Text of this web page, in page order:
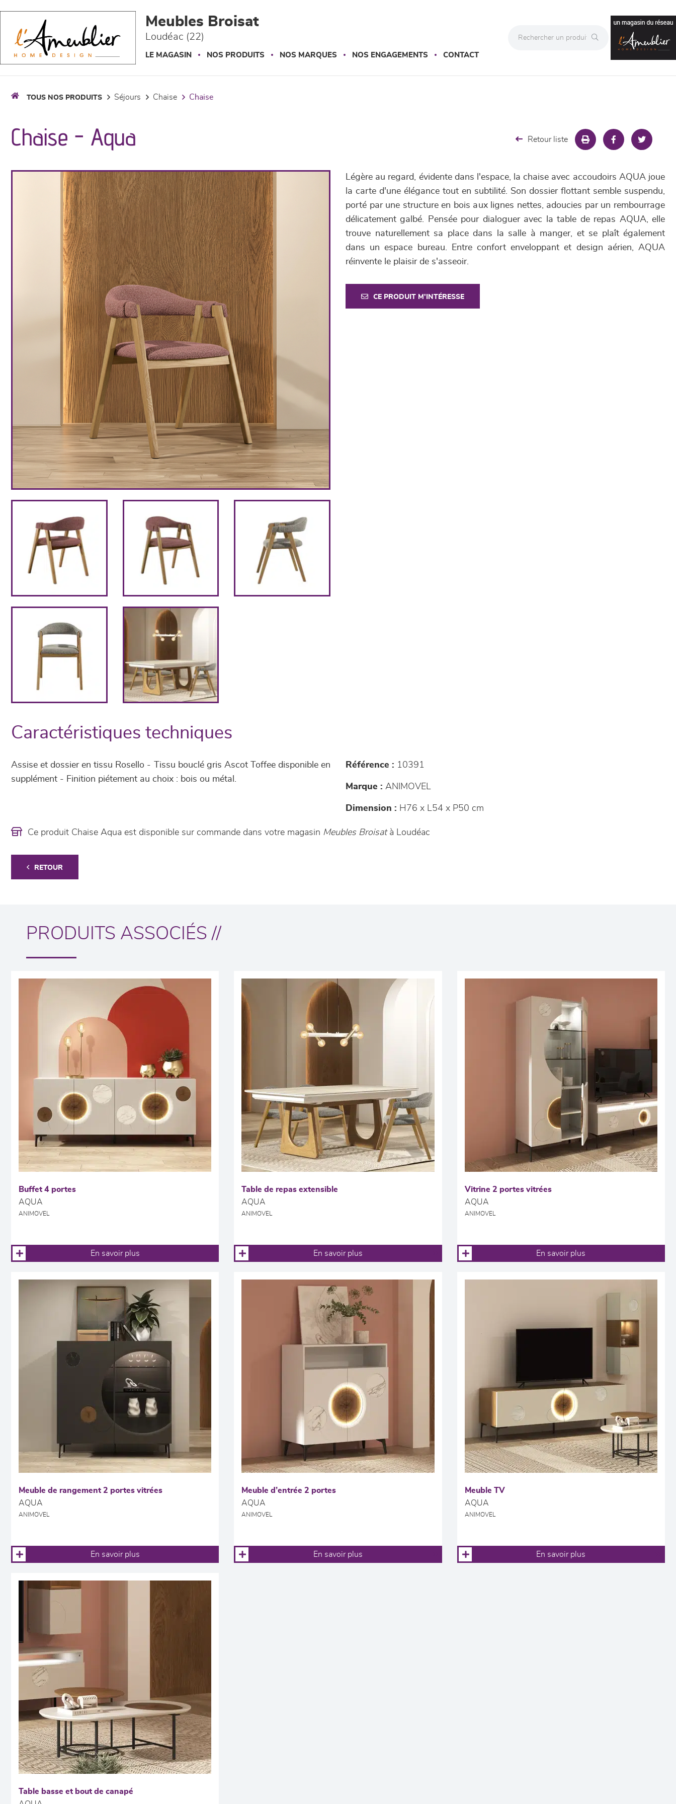
Meubles Broisat
Loudéac (22)
LE MAGASIN NOS PRODUITS NOS MARQUES NOS ENGAGEMENTS CONTACT
TOUS NOS PRODUITS séjours chaise chaise
Chaise - Aqua Retour liste
Légère au regard, évidente dans l'espace, la chaise avec accoudoirs AQUA joue
la carte d'une élégance tout en subtilité. Son dossier flottant semble suspendu,
porté par une structure en bois aux lignes nettes, adoucies par un rembourrage
délicatement galbé. Pensée pour dialoguer avec la table de repas AQUA, elle
trouve naturellement sa place dans la salle à manger, et se plaît également
dans un espace bureau. Entre confort enveloppant et design aérien, AQUA
réinvente le plaisir de s'asseoir.
CE PRODUIT M'INTÉRESSE
Caractéristiques techniques
Assise et dossier en tissu Rosello - Tissu bouclé gris Ascot Toffee disponible en
supplément - Finition piétement au choix : bois ou métal.
Référence : 10391
Marque : ANIMOVEL
Dimension : H76 x L54 x P50 cm
Ce produit Chaise Aqua est disponible sur commande dans votre magasin Meubles Broisatà Loudéac
RETOUR
PRODUITS ASSOCIÉS //
Buffet 4 portes
AQUA
ANIMOVEL
En savoir plus
Table de repas extensible
AQUA
ANIMOVEL
En savoir plus
Vitrine 2 portes vitrées
AQUA
ANIMOVEL
En savoir plus
Meuble de rangement 2 portes vitrées
AQUA
ANIMOVEL
En savoir plus
Meuble d’entrée 2 portes
AQUA
ANIMOVEL
En savoir plus
Meuble TV
AQUA
ANIMOVEL
En savoir plus
Table basse et bout de canapé